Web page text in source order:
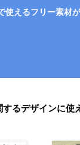
使えるフリー素材
るデザインに使